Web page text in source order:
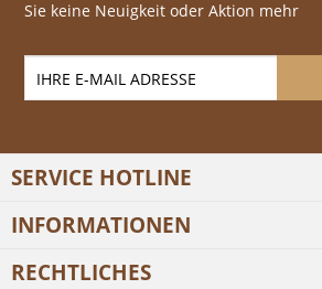
Sie keine Neuigkeit oder Aktion mehr
SERVICE HOTLINE
INFORMATIONEN
RECHTLICHES